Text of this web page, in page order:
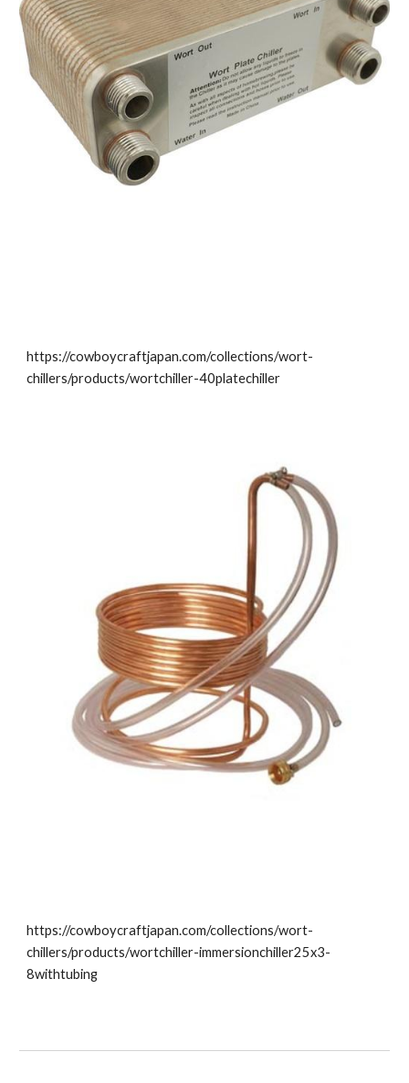
https://cowboycraftjapan.com/collections/wort-
chillers/products/wortchiller-40platechiller
https://cowboycraftjapan.com/collections/wort-
chillers/products/wortchiller-immersionchiller25x3-
8withtubing